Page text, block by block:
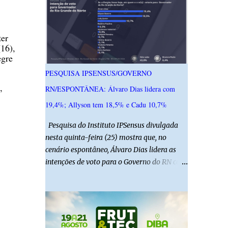
PESQUISA IPSENSUS/GOVERNO
RN/ESPONTÂNEA: Álvaro Dias lidera com
19,4%; Allyson tem 18,5% e Cadu 10,7%
Pesquisa do Instituto IPSensus divulgada
nesta quinta-feira (25) mostra que, no
cenário espontâneo, Álvaro Dias lidera as
intenções de voto para o Governo do RN com
somaram 6,4% e outros 43,8% não
souberam responder. A pesquisa IPSsensus
ouviu 1.500 eleitores em todas as regiões do